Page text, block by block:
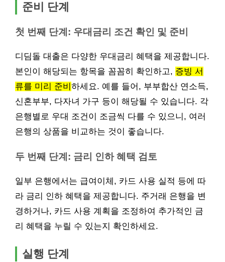
준비 단계
첫 번째 단계: 우대금리 조건 확인 및 준비
디딤돌 대출은 다양한 우대금리 혜택을 제공합니다.
본인이 해당되는 항목을 꼼꼼히 확인하고, 증빙 서
류를 미리 준비하세요. 예를 들어, 부부합산 연소득,
신혼부부, 다자녀 가구 등이 해당될 수 있습니다. 각
은행별로 우대 조건이 조금씩 다를 수 있으니, 여러
은행의 상품을 비교하는 것이 좋습니다.
두 번째 단계: 금리 인하 혜택 검토
일부 은행에서는 급여이체, 카드 사용 실적 등에 따
라 금리 인하 혜택을 제공합니다. 주거래 은행을 변
경하거나, 카드 사용 계획을 조정하여 추가적인 금
리 혜택을 누릴 수 있는지 확인하세요.
실행 단계